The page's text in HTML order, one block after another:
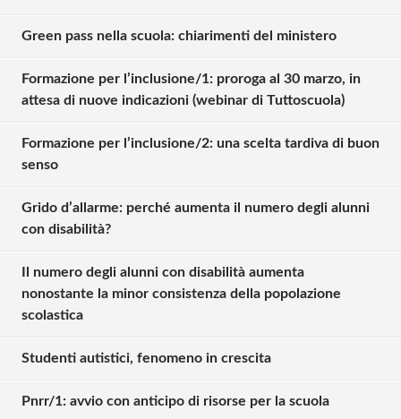
Green pass nella scuola: chiarimenti del ministero
Formazione per l’inclusione/1: proroga al 30 marzo, in
attesa di nuove indicazioni (webinar di Tuttoscuola)
Formazione per l’inclusione/2: una scelta tardiva di buon
senso
Grido d’allarme: perché aumenta il numero degli alunni
con disabilità?
Il numero degli alunni con disabilità aumenta
nonostante la minor consistenza della popolazione
scolastica
Studenti autistici, fenomeno in crescita
Pnrr/1: avvio con anticipo di risorse per la scuola